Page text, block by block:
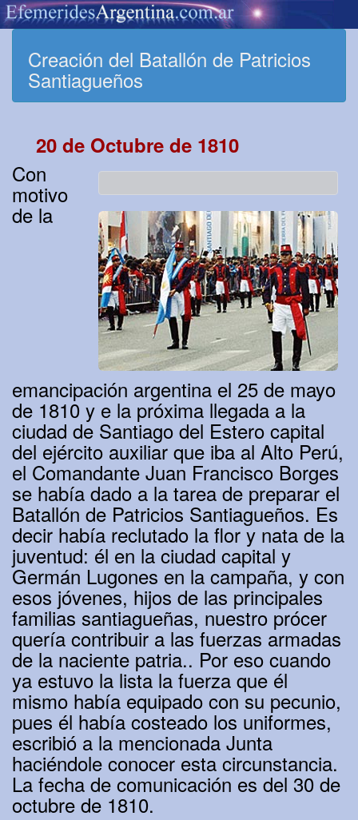
Creación del Batallón de Patricios
Santiagueños
20 de Octubre de 1810
Con
motivo
de la
emancipación argentina el 25 de mayo
de 1810 y e la próxima llegada a la
ciudad de Santiago del Estero capital
del ejército auxiliar que iba al Alto Perú,
el Comandante Juan Francisco Borges
se había dado a la tarea de preparar el
Batallón de Patricios Santiagueños. Es
decir había reclutado la flor y nata de la
juventud: él en la ciudad capital y
Germán Lugones en la campaña, y con
esos jóvenes, hijos de las principales
familias santiagueñas, nuestro prócer
quería contribuir a las fuerzas armadas
de la naciente patria.. Por eso cuando
ya estuvo la lista la fuerza que él
mismo había equipado con su pecunio,
pues él había costeado los uniformes,
escribió a la mencionada Junta
haciéndole conocer esta circunstancia.
La fecha de comunicación es del 30 de
octubre de 1810.